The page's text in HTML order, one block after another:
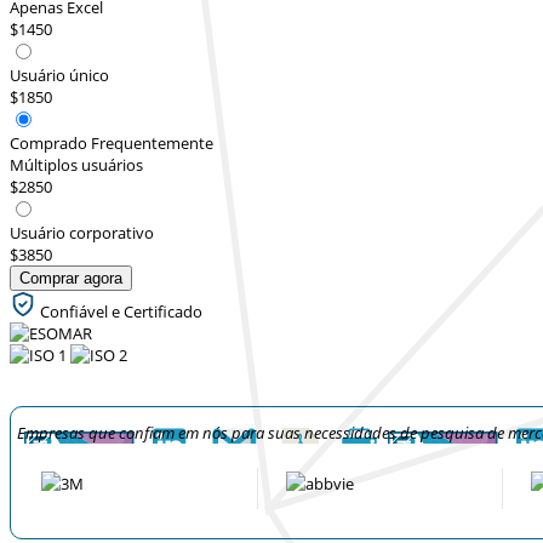
Apenas Excel
$1450
Usuário único
$1850
Comprado Frequentemente
Múltiplos usuários
$2850
Usuário corporativo
$3850
Comprar agora
Confiável e Certificado
Empresas que confiam em nós para suas necessidades de pesquisa de